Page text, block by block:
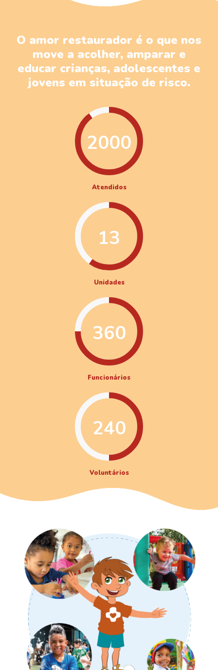
O amor restaurador é o que nos
move a acolher, amparar e
educar crianças, adolescentes e
jovens em situação de risco.
2000
Atendidos
13
Unidades
360
Funcionários
240
Voluntários